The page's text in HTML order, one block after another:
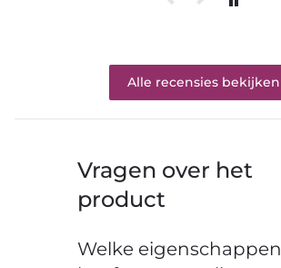
Alle recensies bekijken
Vragen over het
product
Welke eigenschappen